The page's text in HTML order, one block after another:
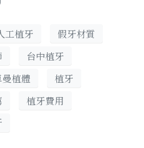
工植牙
假牙材質
台中植牙
植體
植牙
植牙費用